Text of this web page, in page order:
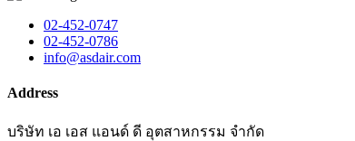
02-452-0747
02-452-0786
info@asdair.com
Address
บริษัท เอ เอส แอนด์ ดี อุตสาหกรรม จำกัด